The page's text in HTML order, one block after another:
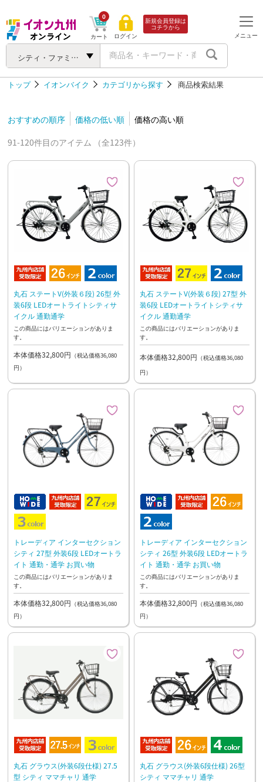
シティ・ファミリー
カート
0
ログイン
新規会員登録は
コチラから
メニュー
トップ イオンバイク カテゴリから探す 商品検索結果
おすすめの順序 価格の低い順
価格の高い順
91-120件目のアイテム （全123件）
丸石 ステートV(外装６段) 26型 外
装6段 LEDオートライトシティサ
イクル 通勤通学
この商品にはバリエーションがありま
す。
本体価格32,800円 （税込価格36,080
円）
丸石 ステートV(外装６段) 27型 外
装6段 LEDオートライトシティサ
イクル 通勤通学
この商品にはバリエーションがありま
す。
本体価格32,800円 （税込価格36,080
円）
トレーディア インターセクション
シティ 27型 外装6段 LEDオートラ
イト 通勤・通学 お買い物
この商品にはバリエーションがありま
す。
本体価格32,800円 （税込価格36,080
円）
トレーディア インターセクション
シティ 26型 外装6段 LEDオートラ
イト 通勤・通学 お買い物
この商品にはバリエーションがありま
す。
本体価格32,800円 （税込価格36,080
円）
丸石 グラウス(外装6段仕様) 27.5
型 シティ ママチャリ 通学
丸石 グラウス(外装6段仕様) 26型
シティ ママチャリ 通学